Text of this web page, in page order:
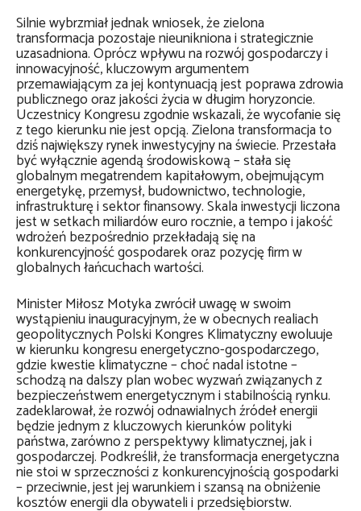
Silnie wybrzmiał jednak wniosek, że zielona
transformacja pozostaje nieunikniona i strategicznie
uzasadniona. Oprócz wpływu na rozwój gospodarczy i
innowacyjność, kluczowym argumentem
przemawiającym za jej kontynuacją jest poprawa zdrowia
publicznego oraz jakości życia w długim horyzoncie.
Uczestnicy Kongresu zgodnie wskazali, że wycofanie się
z tego kierunku nie jest opcją. Zielona transformacja to
dziś największy rynek inwestycyjny na świecie. Przestała
być wyłącznie agendą środowiskową – stała się
globalnym megatrendem kapitałowym, obejmującym
energetykę, przemysł, budownictwo, technologie,
infrastrukturę i sektor finansowy. Skala inwestycji liczona
jest w setkach miliardów euro rocznie, a tempo i jakość
wdrożeń bezpośrednio przekładają się na
konkurencyjność gospodarek oraz pozycję firm w
globalnych łańcuchach wartości.
Minister Miłosz Motyka zwrócił uwagę w swoim
wystąpieniu inauguracyjnym, że w obecnych realiach
geopolitycznych Polski Kongres Klimatyczny ewoluuje
w kierunku kongresu energetyczno-gospodarczego,
gdzie kwestie klimatyczne – choć nadal istotne –
schodzą na dalszy plan wobec wyzwań związanych z
bezpieczeństwem energetycznym i stabilnością rynku.
zadeklarował, że rozwój odnawialnych źródeł energii
będzie jednym z kluczowych kierunków polityki
państwa, zarówno z perspektywy klimatycznej, jak i
gospodarczej. Podkreślił, że transformacja energetyczna
nie stoi w sprzeczności z konkurencyjnością gospodarki
– przeciwnie, jest jej warunkiem i szansą na obniżenie
kosztów energii dla obywateli i przedsiębiorstw.